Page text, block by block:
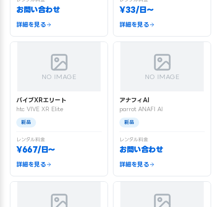
お問い合わせ
詳細を見る
¥33/日〜
詳細を見る
NO IMAGE
バイブXRエリート
htc VIVE XR Elite
新品
レンタル料金
¥667/日〜
詳細を見る
NO IMAGE
アナフィAI
parrot ANAFI AI
新品
レンタル料金
お問い合わせ
詳細を見る